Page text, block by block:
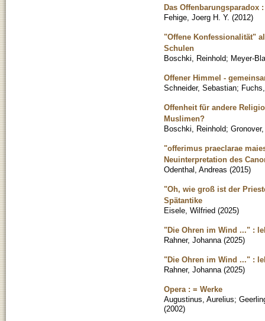
Das Offenbarungsparadox
Fehige, Joerg H. Y. (2012)
"Offene Konfessionalität"
Schulen
Boschki, Reinhold; Meyer-
Offener Himmel -
Schneider, Sebastian;
Offenheit für andere
Muslimen?
Boschki, Reinhold;
"offerimus praeclarae
Neuinterpretation des
Odenthal, Andreas (2015)
"Oh, wie groß ist der
Spätantike
Eisele, Wilfried (2025)
"Die Ohren im Wind ..." :
Rahner, Johanna (2025)
"Die Ohren im Wind ..." :
Rahner, Johanna (2025)
Opera : = Werke
Augustinus, Aurelius;
(2002)